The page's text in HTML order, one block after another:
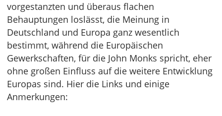
vorgestanzten und überaus flachen
Behauptungen loslässt, die Meinung in
Deutschland und Europa ganz wesentlich
bestimmt, während die Europäischen
Gewerkschaften, für die John Monks spricht, eher
ohne großen Einfluss auf die weitere Entwicklung
Europas sind. Hier die Links und einige
Anmerkungen: